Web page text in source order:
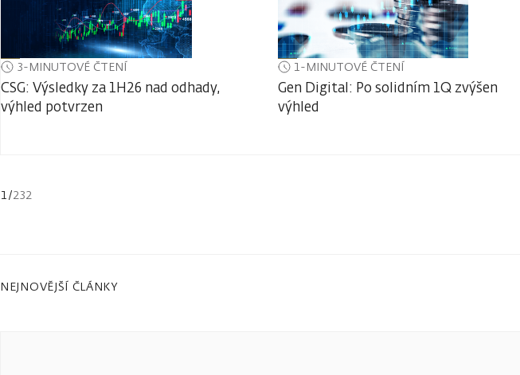
3-MINUTOVÉ ČTENÍ
CSG: Výsledky za 1H26 nad odhady,
výhled potvrzen
1-MINUTOVÉ ČTENÍ
Gen Digital: Po solidním 1Q zvýšen
výhled
1 /232
NEJNOVĚJŠÍ ČLÁNKY